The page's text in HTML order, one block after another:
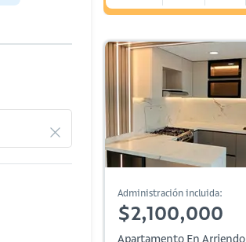
Administración incluida:
$2,100,000
Apartamento En Arriendo